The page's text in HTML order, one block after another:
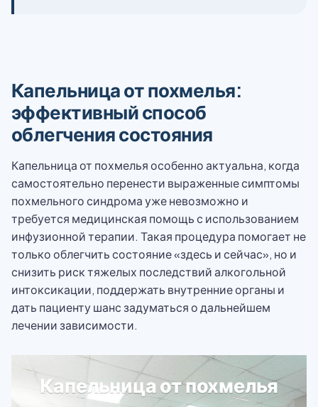
Капельница от похмелья:
эффективный способ
облегчения состояния
Капельница от похмелья особенно актуальна, когда
самостоятельно перенести выраженные симптомы
похмельного синдрома уже невозможно и
требуется медицинская помощь с использованием
инфузионной терапии. Такая процедура помогает не
только облегчить состояние «здесь и сейчас», но и
снизить риск тяжелых последствий алкогольной
интоксикации, поддержать внутренние органы и
дать пациенту шанс задуматься о дальнейшем
лечении зависимости.
Капельница от похмелья